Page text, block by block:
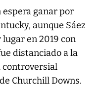
espera ganar por
aunque Sáez
en 2019 con
distanciado a la
controversial
Churchill Downs.